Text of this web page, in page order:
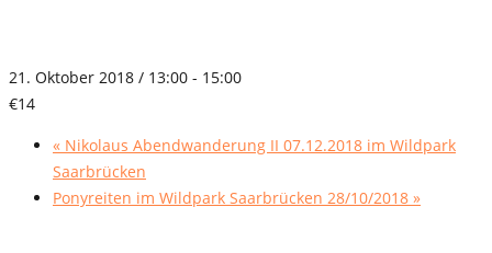
21. Oktober 2018 / 13:00 - 15:00
€14
« Nikolaus Abendwanderung II 07.12.2018 im Wildpark
Saarbrücken
Ponyreiten im Wildpark Saarbrücken 28/10/2018 »